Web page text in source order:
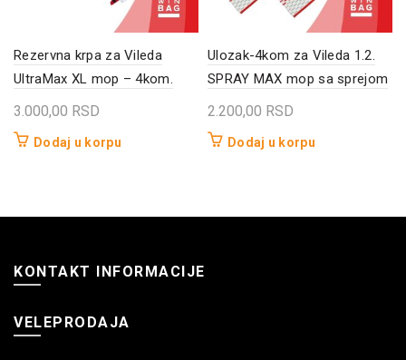
Rezervna krpa za Vileda
UltraMax XL mop – 4kom.
3.000,00 RSD
Dodaj u korpu
Ulozak-4kom za Vileda 1.2.
SPRAY MAX mop sa sprejom
2.200,00 RSD
Dodaj u korpu
KONTAKT INFORMACIJE
VELEPRODAJA